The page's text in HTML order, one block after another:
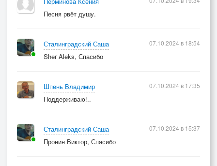
Песня рвёт душу.
Сталинградский Саша
Sher Aleks, Спасибо
07.10.2024 в 18:54
Шпень Владимир
Поддерживаю!..
07.10.2024 в 17:35
Сталинградский Саша
Пронин Виктор, Спасибо
07.10.2024 в 15:37